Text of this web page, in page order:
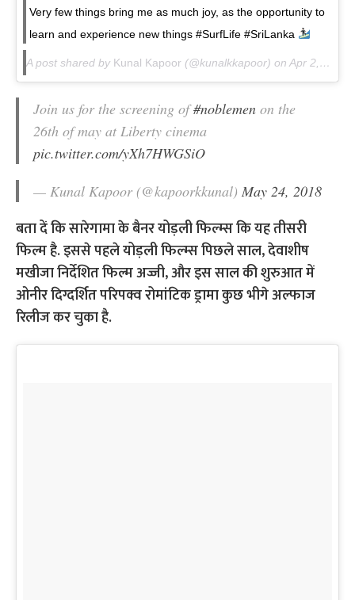
Very few things bring me as much joy, as the opportunity to
learn and experience new things #SurfLife #SriLanka
A post shared by Kunal Kapoor (@kunalkkapoor) onApr 2, 2018 at 4:38am PDT
Join us for the screening of#noblemen on the
26th of may at Liberty cinema
pic.twitter.com/yXh7HWGSiO
— Kunal Kapoor (@kapoorkkunal)May 24, 2018
बता दें कि सारेगामा के बैनर योड़ली फिल्म्स कि यह तीसरी
फिल्म है. इससे पहले योड़ली फिल्म्स पिछले साल, देवाशीष
मखीजा निर्देशित फिल्म अज्जी, और इस साल की शुरुआत में
ओनीर दिग्दर्शित परिपक्व रोमांटिक ड्रामा कुछ भीगे अल्फाज
रिलीज कर चुका है.